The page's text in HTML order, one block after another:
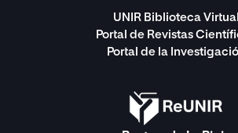
UNIR Biblioteca Virtual
Portal de Revistas
Portal de la